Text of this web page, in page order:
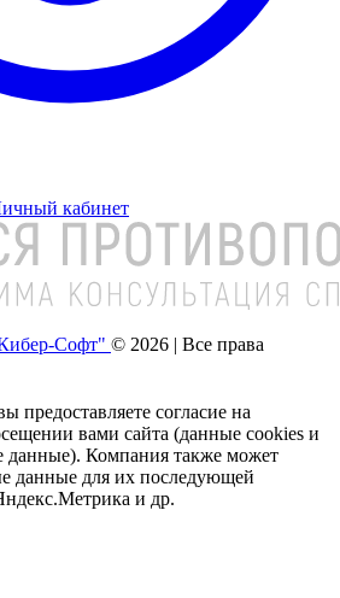
кабинет
Софт" © 2026 | Все права
предоставляете согласие на
вами сайта (данные cookies и
данные). Компания также может
данные для их последующей
и др.